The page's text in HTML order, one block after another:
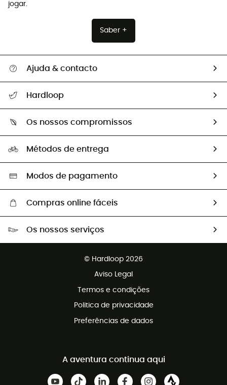
jogar.
Saber +
Ajuda & contacto
Devoluções e reembolsos
Guia de tamanhos
Trocas & Devoluções
Hardloop
Os nossos embaixadores
Os nossos compromissos
Seleção eco-responsável
Métodos de entrega
Modos de pagamento
Compras online fáceis
Devoluções gratuitas em 100 dias
Os nossos serviços
© Hardloop 2026
Aviso Legal
Termos e condições
Politica de privacidade
Preferências de dados
A aventura continua aqui